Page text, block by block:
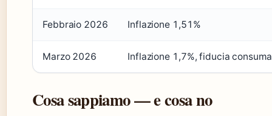
Febbraio 2026 Inflazione 1,51%
Marzo 2026 Inflazione 1,7%, fiducia
Cosa sappiamo — e cosa no